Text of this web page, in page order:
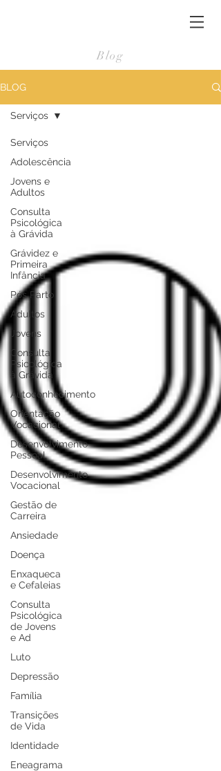
Blog
BLOG
Serviços
Adolescência
Jovens e
Adultos
Consulta
Psicológica
à Grávida
Grávidez e
Primeira
Infância
Pós Parto
Adultos
Jovens
Consulta
Psicológica
à Grávida
Autoconhecimento
Orientação
Vocacional
Desenvolvimento
Pessoal
Desenvolvimento
Vocacional
Gestão de
Carreira
Ansiedade
Doença
Enxaqueca
e Cefaleias
Consulta
Psicológica
de Jovens
e Ad
Luto
Depressão
Família
Transições
de Vida
Identidade
Eneagrama
Serviços